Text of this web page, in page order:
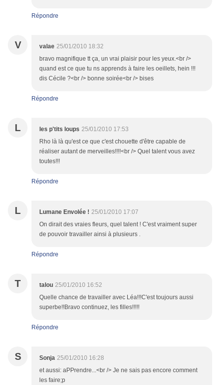
Répondre
V valae 25/01/2010 18:32
bravo magnifique tt ça, un vrai plaisir pour les yeux.<br />
quand est ce que tu ns apprends à faire les oeillets, hein !!!
dis Cécile ?<br /> bonne soirée<br /> bises
Répondre
L les p'tits loups 25/01/2010 17:53
Rho là là qu'est ce que c'est chouette d'être capable de
réaliser autant de merveilles!!!!<br /> Quel talent vous avez
toutes!!!
Répondre
L Lumane Envolée ! 25/01/2010 17:07
On dirait des vraies fleurs, quel talent ! C'est vraiment super
de pouvoir travailler ainsi à plusieurs .
Répondre
T talou 25/01/2010 16:52
Quelle chance de travailler avec Léa!!!C'est toujours aussi
superbe!!Bravo continuez, les filles!!!!!
Répondre
S Sonja 25/01/2010 16:28
et aussi: aPPrendre...<br /> Je ne sais pas encore comment
les faire;p